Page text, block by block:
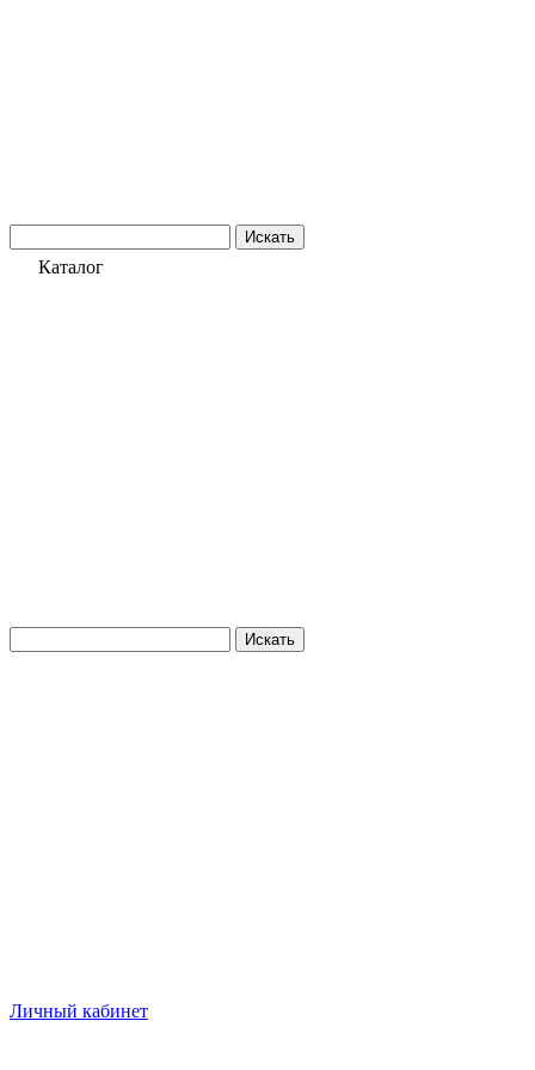
Искать
Каталог
Искать
Личный кабинет